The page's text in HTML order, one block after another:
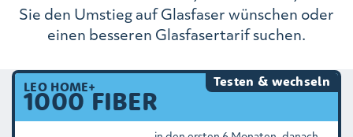
Sie den Umstieg auf Glasfaser wünschen oder
einen besseren Glasfasertarif suchen.
LEO HOME+
1000 FIBER
Testen & wechseln